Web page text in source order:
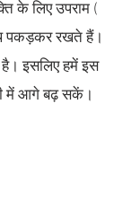
के लिए उपराम (
पकड़कर रखते हैं।
है। इसलिए हमें इस
में आगे बढ़ सकें।